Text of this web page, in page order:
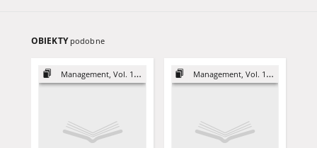
OBIEKTY podobne
Management, Vol. 18 (2014) Management, Vol. 17 (2013)